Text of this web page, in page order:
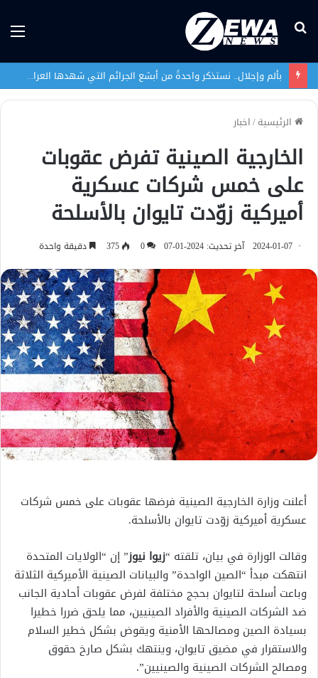
بحث
بألم وإجلال.. نستذكر واحدةً من أبشع الجرائم التي شهدها العراق في تاريخه الحديث
الرئيسية/اخبار
الخارجية الصينية تفرض عقوبات
على خمس شركات عسكرية
أميركية زوّدت تايوان بالأسلحة
2024-01-07 آخر تحديث: 2024-01-07 0
375 دقيقة واحدة
أعلنت وزارة الخارجية الصينية فرضها عقوبات على خمس شركات
عسكرية أميركية زوّدت تايوان بالأسلحة.
وقالت الوزارة في بيان، تلقته “زيوا نيوز” إن “الولايات المتحدة
انتهكت مبدأ “الصين الواحدة” والبيانات الصينية الأميركية الثلاثة
وباعت أسلحة لتايوان بحجج مختلفة لفرض عقوبات أحادية الجانب
ضد الشركات الصينية والأفراد الصينيين، مما يلحق ضررا خطيرا
بسيادة الصين ومصالحها الأمنية ويقوض بشكل خطير السلام
والاستقرار في مضيق تايوان، وينتهك بشكل صارخ حقوق
ومصالح الشركات الصينية والصينيين”.